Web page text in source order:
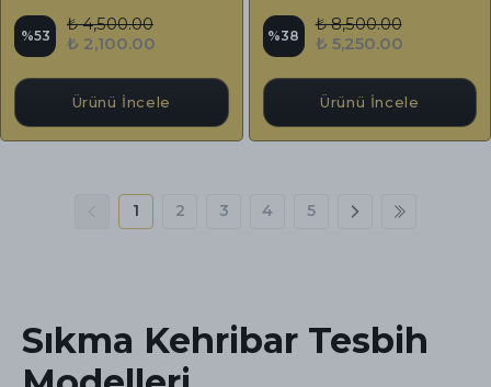
%53
₺ 4,500.00
₺ 2,100.00
Ürünü İncele
%38
₺ 8,500.00
₺ 5,250.00
Ürünü İncele
1 2 3 4 5
Sıkma Kehribar Tesbih